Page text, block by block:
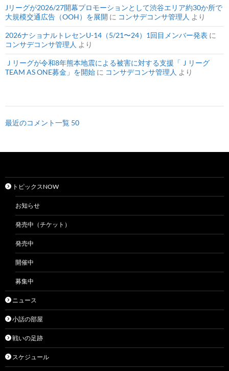
Jリーグが2026/27開幕プロモーションとして渋谷エリア約30か所で
大規模交通広告（OOH）を展開 に コンサデコンサ管理人 より
2026ナショナルトレセンU-14（5/21〜24）1回目メンバー発表 に
コンサデコンサ管理人 より
Ｊリーグが令和8年熊本地震による被害に対する支援「Ｊリーグ
TEAM AS ONE募金」を開始 に コンサデコンサ管理人 より
最近のコメント一覧 50
トピックスNOW
お知らせ
発売中（チケット）
発売中
開催中
募集中
ニュース
小話の部屋
戦いの足跡
スケジュール